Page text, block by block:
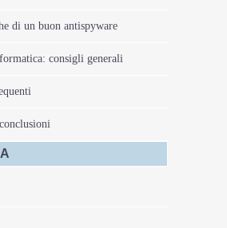
di un buon antispyware
consigli generali